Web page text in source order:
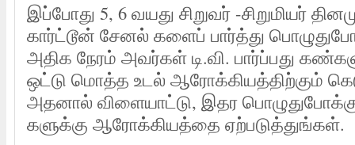
இப்போது 5, 6 வயது சிறுவர் -சிறுமியர்
கார்ட்டூன் சேனல் களைப் பார்த்து
அதிக நேரம் அவர்கள் டி.வி. பார்ப்பது
ஒட்டு மொத்த உடல் ஆரோக்கியத்திற்கும்
அதனால் விளையாட்டு, இதர
களுக்கு ஆரோக்கியத்தை ஏற்படுத்துங்கள்.